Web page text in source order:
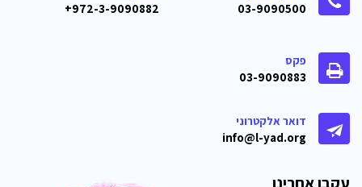
03-9090500
972-3-9090882+
פקס
03-9090883
דואר אלקטרוני
info@l-yad.org